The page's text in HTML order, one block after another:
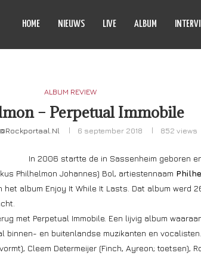
HOME NIEUWS LIVE ALBUM
ALBUM REVIEW
– Perpetual Immobile
6 september 2018 852 views
In 2006 startte de in Sassenheim geboren
Philhelmon Johannes) Bol, artiestennaam
album Enjoy It While It Lasts. Dat album werd
met Perpetual Immobile. Een lijvig album
en buitenlandse muzikanten en
Cleem Determeijer (Finch, Ayreon; toetsen),